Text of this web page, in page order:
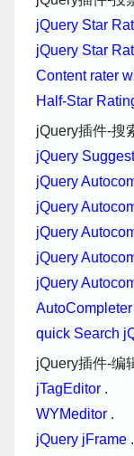
jQuery Star
jQuery Star
Content rater
Half-Star
jQuery插件-搜
jQuery Suggest
jQuery
jQuery
jQuery
jQuery
jQuery
quick Search
jQuery插件-编
jTagEditor .
WYMeditor .
jQuery jFrame .